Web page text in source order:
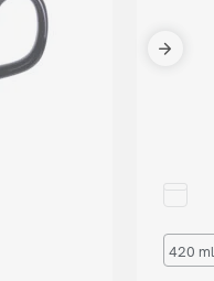
420 ml